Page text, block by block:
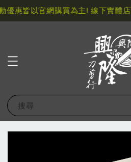
惠皆以官網購買為主! 線下實體店
搜尋